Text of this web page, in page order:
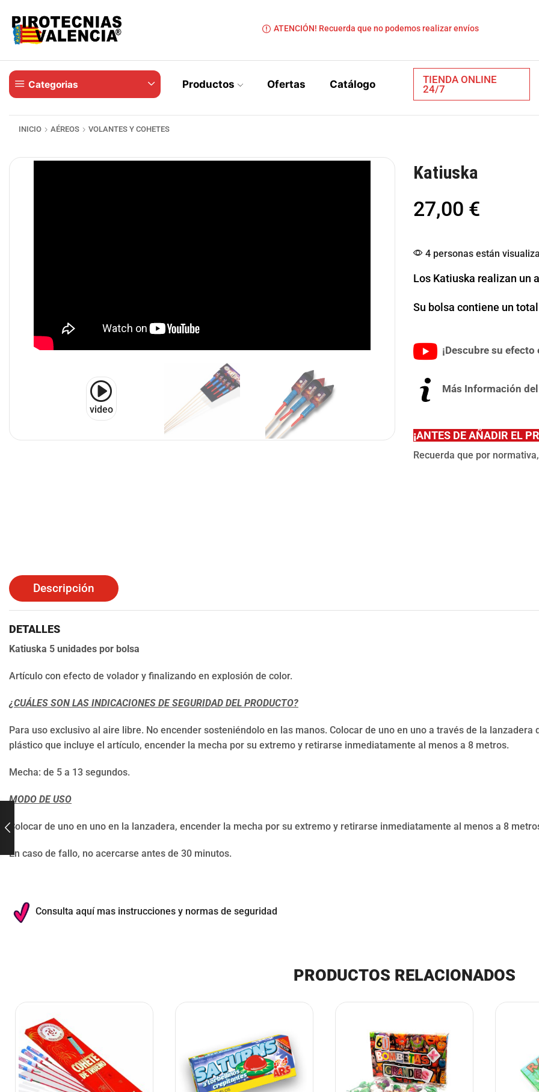
ATENCIÓN! Recuerda que no podemos realizar envíos
Categorias Productos Ofertas Catálogo
TIENDA ONLINE
24/7
INICIO AÉREOS VOLANTES Y COHETES
video
Katiuska
27,00 €
4 personas están
Los Katiuska realizan un
Su bolsa contiene un
¡Descubre su
Más Información
¡ANTES DE AÑADIR EL
Recuerda que por
Descripción
DETALLES
Katiuska 5 unidades por bolsa
Artículo con efecto de volador y finalizando en explosión de color.
¿CUÁLES SON LAS INDICACIONES DE SEGURIDAD DEL PRODUCTO?
Para uso exclusivo al aire libre. No encender sosteniéndolo en las manos. Colocar de uno en uno a través de la lanzadera
plástico que incluye el artículo, encender la mecha por su extremo y retirarse inmediatamente al menos a 8 metros.
Mecha: de 5 a 13 segundos.
MODO DE USO
Colocar de uno en uno en la lanzadera, encender la mecha por su extremo y retirarse inmediatamente al menos a 8
En caso de fallo, no acercarse antes de 30 minutos.
Consulta aquí mas instrucciones y normas de seguridad
PRODUCTOS RELACIONADOS